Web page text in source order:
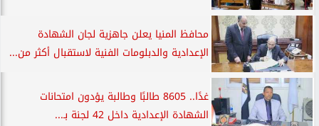
محافظ المنيا يعلن جاهزية لجان الشهادة
الإعدادية والدبلومات الفنية لاستقبال أكثر من...
غدًا.. 8605 طالبًا وطالبة يؤدون امتحانات
الشهادة الإعدادية داخل 42 لجنة بـ...